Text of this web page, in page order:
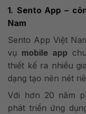
1. Sento App –
Nam
Sento App Việt
vụ mobile app
thiết kế ra nhiều
dạng tạo nên nét
Với hơn 20 năm
phát triển ứng